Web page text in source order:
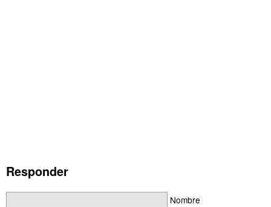
Responder
Nombre